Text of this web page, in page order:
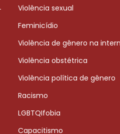
Violência sexual
Feminicídio
Violência de gênero na
Violência obstétrica
Violência política de gênero
Racismo
LGBTQIfobia
Capacitismo